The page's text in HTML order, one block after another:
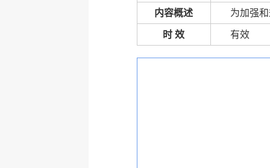
内容概述 为加强
时 效 有效